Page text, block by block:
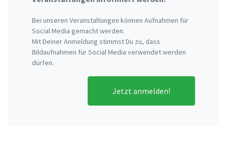
Bei unseren Veranstaltungen können Aufnahmen für
Social Media gemacht werden.
Mit Deiner Anmeldung stimmst Du zu, dass
Bildaufnahmen für Social Media verwendet werden
dürfen.
Jetzt anmelden!